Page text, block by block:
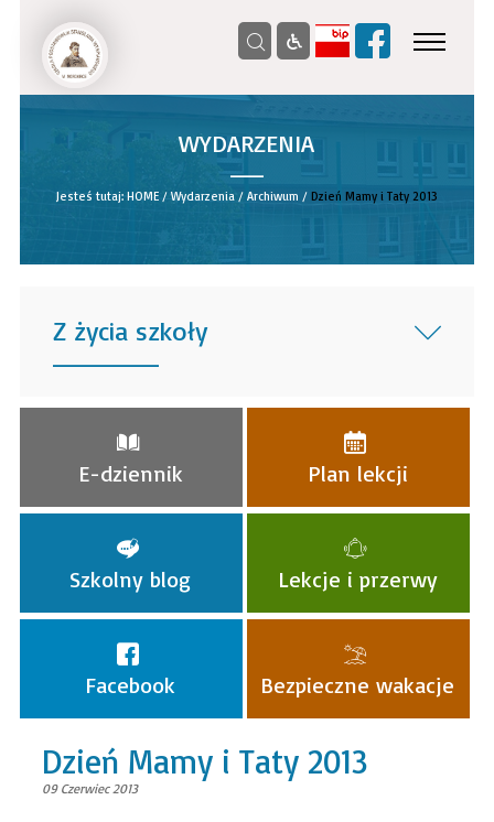
WYDARZENIA
__
Jesteś tutaj: HOME/Wydarzenia/ Archiwum / Dzień Mamy i Taty 2013
Z życia szkoły
______
E-dziennik Plan lekcji
Szkolny blog Lekcje i przerwy
Facebook Bezpieczne wakacje
Dzień Mamy i Taty 2013
09 Czerwiec 2013